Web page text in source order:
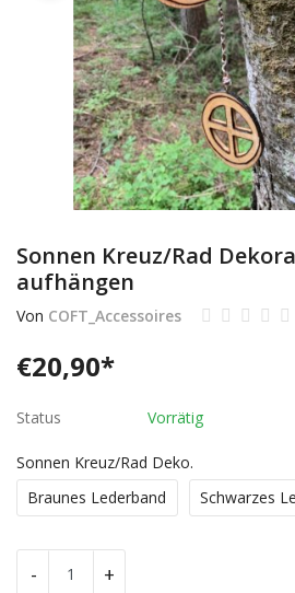
Dienstleistungen
Stellenmarkt
Travelzone
Immozone
Wunschliste
Blog
Was ist PanterZONE?
Anmeldung
Standort
Sonnen Kreuz/Rad
aufhängen
Von COFT_Accessoires
€20,90*
Status Vorrätig
Sonnen Kreuz/Rad Deko.
Braunes Lederband
Schwarzes
- +